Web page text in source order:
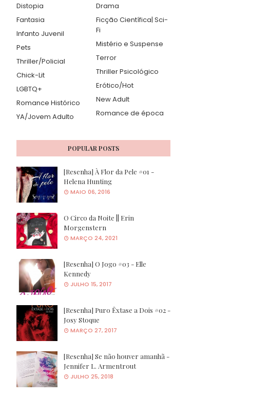
Distopia
Drama
Fantasia
Ficção Científica| Sci-
Fi
Infanto Juvenil
Mistério e Suspense
Pets
Terror
Thriller/Policial
Thriller Psicológico
Chick-Lit
Erótico/Hot
LGBTQ+
New Adult
Romance Histórico
Romance de época
YA/Jovem Adulto
POPULAR POSTS
[Resenha] À Flor da Pele #01 -
Helena Hunting
MAIO 06, 2016
O Circo da Noite || Erin
Morgenstern
MARÇO 24, 2021
[Resenha] O Jogo #03 - Elle
Kennedy
JULHO 15, 2017
[Resenha] Puro Êxtase a Dois #02 -
Josy Stoque
MARÇO 27, 2017
[Resenha] Se não houver amanhã -
Jennifer L. Armentrout
JULHO 25, 2018